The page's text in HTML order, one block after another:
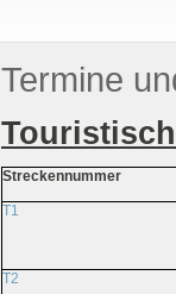
Termine
Streckennummer
T1
T2